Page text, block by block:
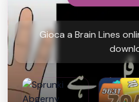
Gioca a Brain Lines